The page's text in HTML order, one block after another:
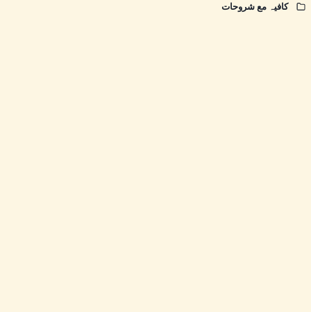
کافیہ مع شروحات